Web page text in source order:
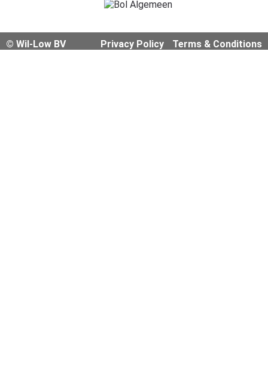
© Wil-Low BV Privacy Policy Terms & Conditions